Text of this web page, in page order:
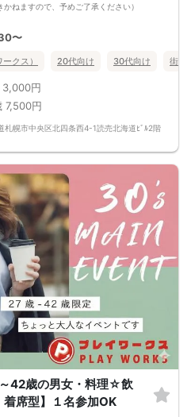
ねますので、予めご了承ください）
達作りにも最適です。
ます。
予めご了承ください）
カケもバッチリ★
して」から会話を楽しみましょう。
す。
ウンスをいたしますので、「連絡先交
お申し込みください。
様はカジュアルな格好でおこしになら
３名・女性３名以上のお申し込みからに
で比率が崩れた場合や開催判断人数を下
しませんのでご了承ください。
」等はキャンセルなどで当日の参加人
す。
いたします。店内に入り店員に「街コン
ないようにご準備お願いします。
ください。イベントの対象年齢でない
返金はいたしかねます。
可能性があります。
ンセル、途中キャンセルは出来ません。
事項に同意したと判断いたします。
〜
クス） 20代向け 30代向け 街コ
3,000円
7,500円
幌市中央区北四条西4-1読売北海道ﾋﾞﾙ2階
42歳の男女・料理☆飲
席型】１名参加OK